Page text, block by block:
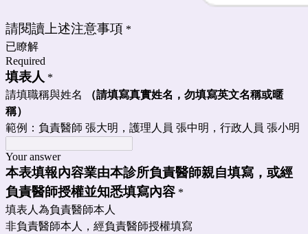
請閱讀上述注意事項 *
已瞭解
Required
填表人 *
請填職稱與姓名
（請填寫真實姓名，勿填寫英文名稱或暱
稱）
範例：負責醫師 張大明，護理人員 張中明，行政人員 張小明
Your answer
本表填報內容業由本診所負責醫師親自填寫，或經
負責醫師授權並知悉填寫內容 *
填表人為負責醫師本人
非負責醫師本人，經負責醫師授權填寫